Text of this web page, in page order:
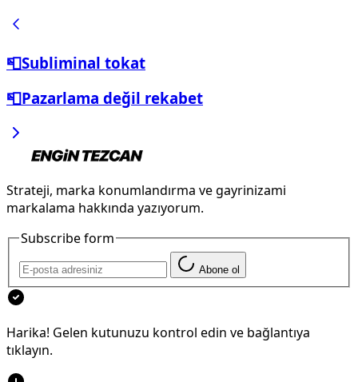
📮Subliminal tokat
📮Pazarlama değil rekabet
Strateji, marka konumlandırma ve gayrinizami
markalama hakkında yazıyorum.
Subscribe form
Abone ol
Harika! Gelen kutunuzu kontrol edin ve bağlantıya
tıklayın.